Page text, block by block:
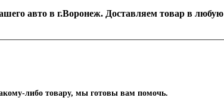
авто в г.Воронеж. Доставляем товар в
либо товару, мы готовы вам помочь.